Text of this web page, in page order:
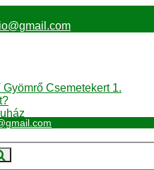
Csemetekert 1.